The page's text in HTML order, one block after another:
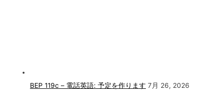
BEP 119c – 電話英語: 予定を作ります 7月 26, 2026